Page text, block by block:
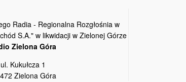
Radia - Regionalna Rozgłośnia w
S.A." w likwidacji w Zielonej Górze
Zielona Góra
ul. Kukułcza 1
Zielona Góra